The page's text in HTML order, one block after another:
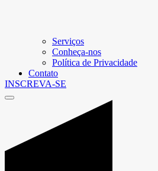
Serviços
Conheça-nos
Política de Privacidade
Contato
INSCREVA-SE